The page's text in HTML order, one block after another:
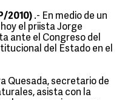
2010) .- En medio de un
el priista Jorge
ante el Congreso del
del Estado en el
Quesada, secretario de
asista con la